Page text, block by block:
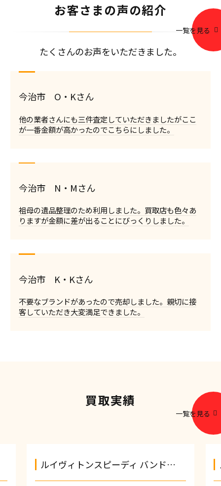
お客さまの声の紹介
たくさんのお声をいただきました。
一覧を見る
今治市 O・Kさん
他の業者さんにも三件査定していただきましたがここ
が一番金額が高かったのでこちらにしました。
今治市 N・Mさん
祖母の遺品整理のため利用しました。買取店も色々あ
りますが金額に差が出ることにびっくりしました。
今治市 K・Kさん
不要なブランドがあったので売却しました。親切に接
客していただき大変満足できました。
買取実績
一覧を見る
ルイヴィトンスピーディ バンド…